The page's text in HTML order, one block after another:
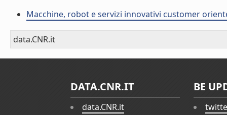
Macchine, robot e servizi innovativi customer
data.CNR.it
DATA.CNR.IT
data.CNR.it
BE